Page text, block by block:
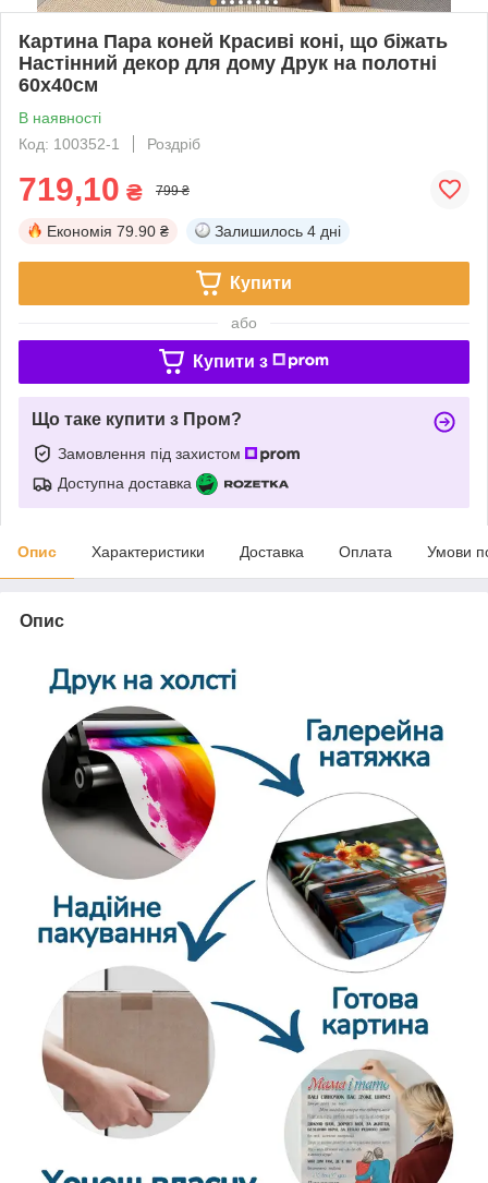
Картина Пара коней Красиві коні, що біжать
Настінний декор для дому Друк на полотні
60х40см
В наявності
Код: 100352-1
Роздріб
719,10 ₴ 799 ₴
Економія 79.90 ₴ Залишилось 4 дні
Купити
або
Купити з
Що таке купити з Пром?
Замовлення під захистом
Доступна доставка
Опис Характеристики Доставка Оплата Умови
Опис